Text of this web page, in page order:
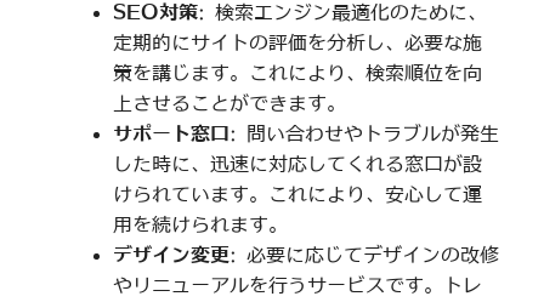
SEO対策: 検索エンジン最適化のために、
定期的にサイトの評価を分析し、必要な施
策を講じます。これにより、検索順位を向
上させることができます。
サポート窓口 : 問い合わせやトラブルが発生
した時に、迅速に対応してくれる窓口が設
けられています。これにより、安心して運
用を続けられます。
デザイン変更: 必要に応じてデザインの改修
やリニューアルを行うサービスです。トレ